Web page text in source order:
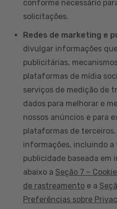
conforme necessário
solicitações.
Redes de marketing e
divulgar informações
publicitárias,
plataformas de mídia
serviços de medição de
dados para melhorar e
nossos anúncios e para
plataformas de
informações, incluindo
publicidade baseada em
abaixo a Seção 7 –
de rastreamento e a
Preferências sobre